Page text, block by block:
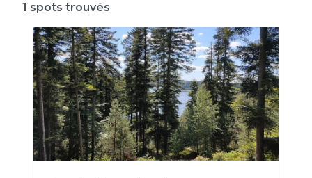
1 spots trouvés